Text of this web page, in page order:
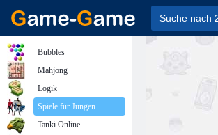
Bubbles
Mahjong
Logik
Spiele für Jungen
Tanki Online